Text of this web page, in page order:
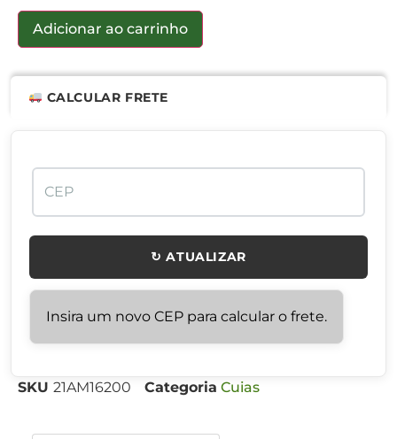
Adicionar ao carrinho
CALCULAR FRETE
↻ ATUALIZAR
Insira um novo CEP para calcular o frete.
SKU 21AM16200 Categoria Cuias